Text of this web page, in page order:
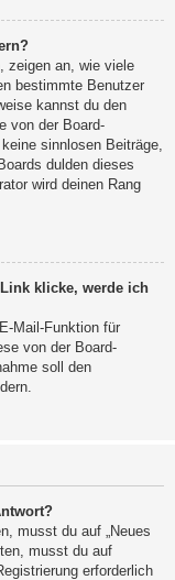
zeigen an, wie viele
bestimmte Benutzer
kannst du den
von der Board-
sinnlosen Beiträge,
dulden dieses
wird deinen Rang
klicke, werde ich
Mail-Funktion für
von der Board-
soll den
musst du auf „Neues
musst du auf
erforderlich